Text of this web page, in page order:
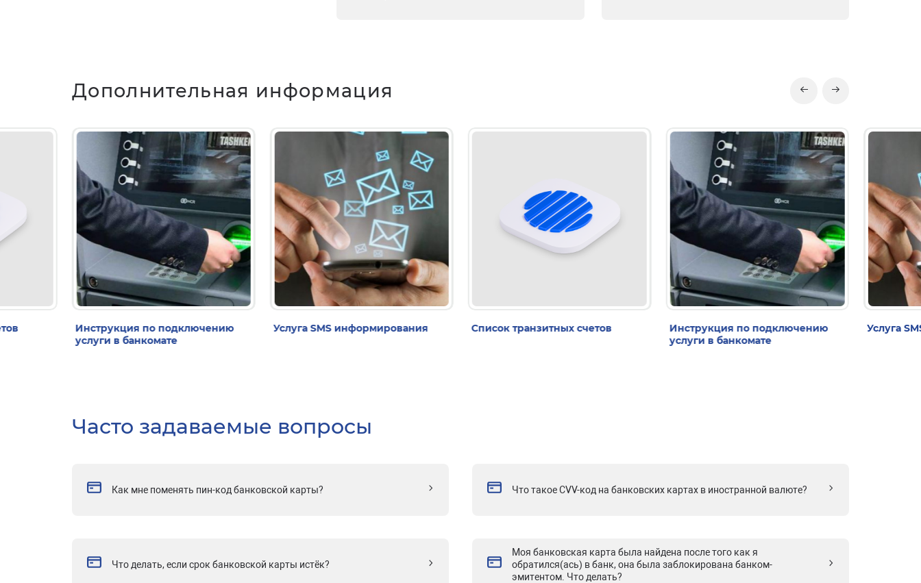
Дополнительная информация
Инструкция по подключению
услуги в банкомате
Услуга SMS информирования Список транзитных счетов
Инструкция по подключению
услуги в банкомате
Услуга
Часто задаваемые вопросы
Как мне поменять пин-код банковской карты? Что такое CVV-код на банковских картах в иностранной валюте?
Что делать, если срок банковской карты истёк?
Моя банковская карта была найдена после того как я
обратился(ась) в банк, она была заблокирована банком-
эмитентом. Что делать?